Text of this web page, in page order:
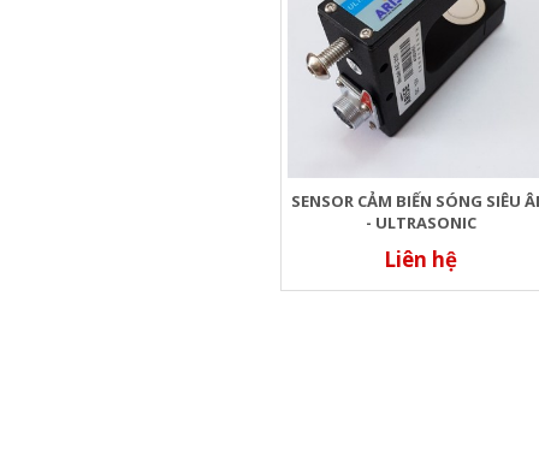
SENSOR CẢM BIẾN SÓNG SIÊU
- ULTRASONIC
Liên hệ